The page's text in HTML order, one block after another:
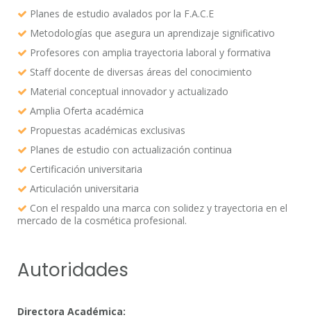
Planes de estudio avalados por la F.A.C.E
Metodologías que asegura un aprendizaje significativo
Profesores con amplia trayectoria laboral y formativa
Staff docente de diversas áreas del conocimiento
Material conceptual innovador y actualizado
Amplia Oferta académica
Propuestas académicas exclusivas
Planes de estudio con actualización continua
Certificación universitaria
Articulación universitaria
Con el respaldo una marca con solidez y trayectoria en el
mercado de la cosmética profesional.
Autoridades
Directora Académica: